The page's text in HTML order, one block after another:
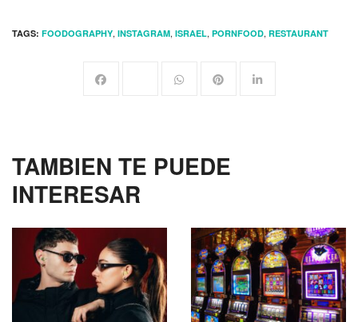
TAGS: FOODOGRAPHY, INSTAGRAM, ISRAEL, PORNFOOD, RESTAURANT
TAMBIEN TE PUEDE
INTERESAR